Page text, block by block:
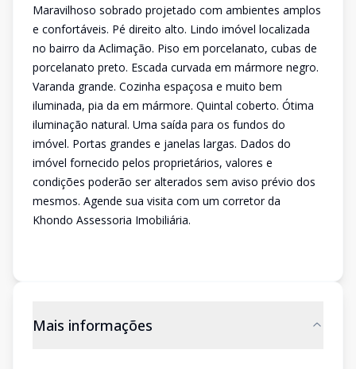
Maravilhoso sobrado projetado com ambientes amplos
e confortáveis. Pé direito alto. Lindo imóvel localizada
no bairro da Aclimação. Piso em porcelanato, cubas de
porcelanato preto. Escada curvada em mármore negro.
Varanda grande. Cozinha espaçosa e muito bem
iluminada, pia da em mármore. Quintal coberto. Ótima
iluminação natural. Uma saída para os fundos do
imóvel. Portas grandes e janelas largas. Dados do
imóvel fornecido pelos proprietários, valores e
condições poderão ser alterados sem aviso prévio dos
mesmos. Agende sua visita com um corretor da
Khondo Assessoria Imobiliária.
Mais informações